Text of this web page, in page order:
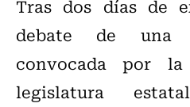
Tras dos días de
debate de una
convocada por
legislatura